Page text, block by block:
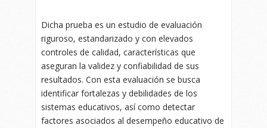
Dicha prueba es un estudio de evaluación
riguroso, estandarizado y con elevados
controles de calidad, características que
aseguran la validez y confiabilidad de sus
resultados. Con esta evaluación se busca
identificar fortalezas y debilidades de los
sistemas educativos, así como detectar
factores asociados al desempeño educativo de